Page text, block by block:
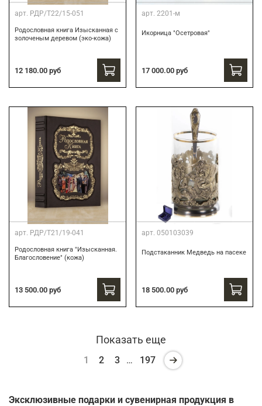
арт. РДР/Т22/15-051
Родословная книга Изысканная с
золоченым деревом (эко-кожа)
12 180.00 руб
арт. 2201-м
Икорница "Осетровая"
17 000.00 руб
арт. РДР/Т21/19-041
Родословная книга "Изысканная.
Благословение" (кожа)
13 500.00 руб
арт. 050103039
Подстаканник Медведь на пасеке
18 500.00 руб
Показать еще
1 2 3 … 197
Эксклюзивные подарки и сувенирная продукция в